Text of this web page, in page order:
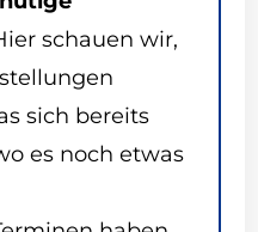
schauen wir,
sich bereits
es noch etwas